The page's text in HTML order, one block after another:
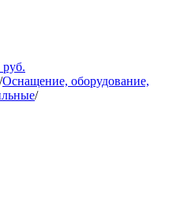
руб.
/Оснащение, оборудование,
/